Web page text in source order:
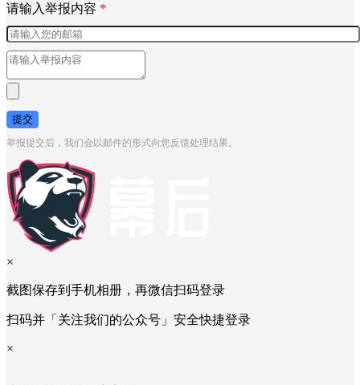
请输入举报内容 *
提交
举报提交后，我们会以邮件的形式向您反馈处理结果。
×
截图保存到手机相册，再微信扫码登录
扫码并「关注我们的公众号」安全快捷登录
×